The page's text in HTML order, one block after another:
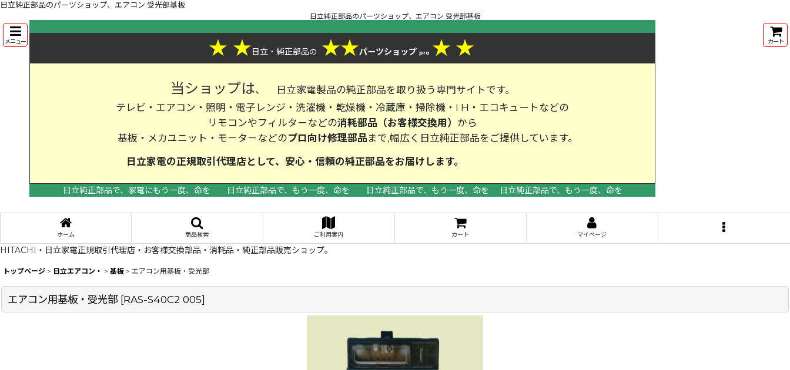
日立純正部品のパーツショップ、エアコン 受光部基板
日立純正部品のパーツショップ、エアコン 受光部基板
メニュー ★ ★日立・純正部品の ★★パーツショップ pro ★ ★
当ショップは、
日立家電製品の純正部品を取り扱う専門サイトです。
テレビ・エアコン・照明・電子レンジ・洗濯機・乾燥機・冷蔵庫・掃除機・I H・エコキュートなどの
リモコンやフィルターなどの消耗部品（お客様交換用） から
基板・メカユニット・モ－タ－などのプロ向け修理部品 まで,幅広く日立純正部品をご提供しています。
日立家電の正規取引代理店として、安心・信頼の純正部品をお届けします。
日立純正部品で、家電にもう一度、命を
日立純正部品で、もう一度、命を 日立純正部品で、もう一度、命を 日立純正部品で、もう一度、命を
カート
ホーム 商品検索 ご利用案内 カート マイページ
HITACHI・日立家電正規取引代理店・お客様交換部品・消耗品・純正部品販売ショップ。
トップページ > 日立エアコン・ > 基板 > エアコン用基板・受光部
エアコン用基板・受光部 [RAS-S40C2 005]